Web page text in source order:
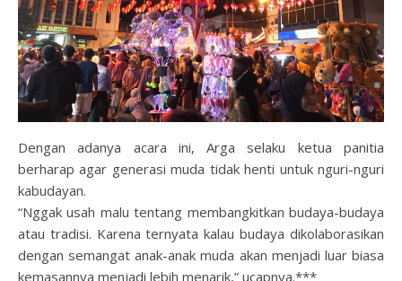
Dengan adanya acara ini, Arga selaku ketua panitia
berharap agar generasi muda tidak henti untuk nguri-nguri
kabudayan.
“Nggak usah malu tentang membangkitkan budaya-budaya
atau tradisi. Karena ternyata kalau budaya dikolaborasikan
dengan semangat anak-anak muda akan menjadi luar biasa
kemasannya menjadi lebih menarik,” ucapnya.***